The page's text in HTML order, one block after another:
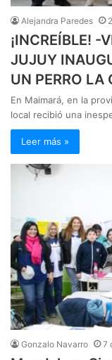
Alejandra Paredes
¡INCREÍBLE! -
JUJUY
UN PERRO LA
En Maimará, en la
local recibió una
Leer más »
Gonzalo Navarro 7